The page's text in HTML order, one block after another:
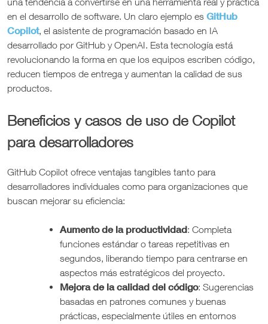
en el desarrollo de software. Un claro ejemplo es GitHub
Copilot, el asistente de programación basado en IA
desarrollado por GitHub y OpenAI. Esta tecnología está
revolucionando la forma en que los equipos escriben código,
reducen tiempos de entrega y aumentan la calidad de sus
productos.
Beneficios y casos de uso de Copilot
para desarrolladores
GitHub Copilot ofrece ventajas tangibles tanto para
desarrolladores individuales como para organizaciones que
buscan mejorar su eficiencia:
Aumento de la productividad: Completa
funciones estándar o tareas repetitivas en
segundos, liberando tiempo para centrarse en
aspectos más estratégicos del proyecto.
Mejora de la calidad del código: Sugerencias
basadas en patrones comunes y buenas
prácticas, especialmente útiles en entornos